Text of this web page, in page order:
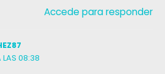
Accede para responder
08:38